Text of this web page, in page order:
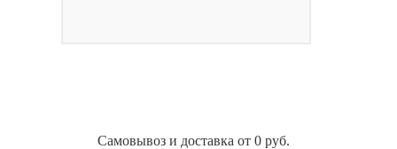
Самовывоз и доставка от 0 руб.